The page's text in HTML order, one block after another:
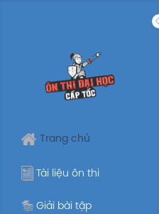
Trang chủ
Tài liệu ôn thi
Giải bài tập